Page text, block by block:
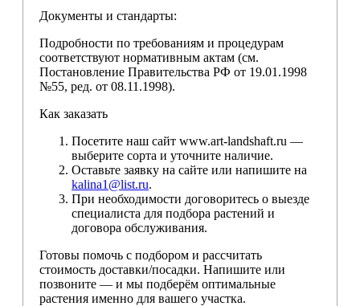
Документы и стандарты:
Подробности по требованиям и процедурам
соответствуют нормативным актам (см.
Постановление Правительства РФ от 19.01.1998
№55, ред. от 08.11.1998).
Как заказать
Посетите наш сайт www.art-landshaft.ru —
выберите сорта и уточните наличие.
Оставьте заявку на сайте или напишите на
kalina1@list.ru.
При необходимости договоритесь о выезде
специалиста для подбора растений и
договора обслуживания.
Готовы помочь с подбором и рассчитать
стоимость доставки/посадки. Напишите или
позвоните — и мы подберём оптимальные
растения именно для вашего участка.